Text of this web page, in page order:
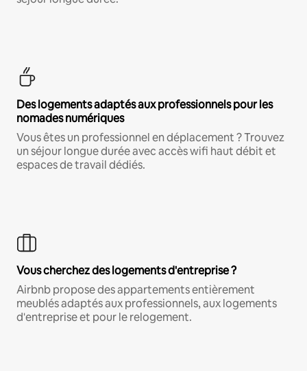
Des logements adaptés aux professionnels pour les
nomades numériques
Vous êtes un professionnel en déplacement ? Trouvez
un séjour longue durée avec accès wifi haut débit et
espaces de travail dédiés.
Vous cherchez des logements d'entreprise ?
Airbnb propose des appartements entièrement
meublés adaptés aux professionnels, aux logements
d'entreprise et pour le relogement.